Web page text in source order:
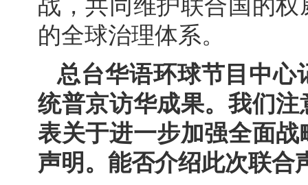
战，共同维护联合国的
的全球治理体系。
总台华语环球节目中心
统普京访华成果。我们
表关于进一步加强全面
声明。能否介绍此次联合